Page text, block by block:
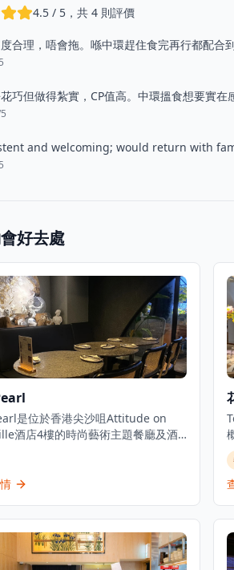
4.5 / 5，共 4 則評價
合理，唔會拖。喺中環趕住食完再行都配合
巧但做得紮實，CP值高。中環搵食想要實在
and welcoming; would return with
好去處
是位於香港尖沙咀Attitude on
酒店4樓的時尚藝術主題餐廳及酒
採用獨特的深色工業設計,以黑色、
色為主調,配有歐式花園風格的戶外
具打卡價值。餐廳專注於意日
燴飯、慢煮西班牙黑毛豬肉架等。
晨2時,既是用餐目的地,亦是時尚酒
,提供豐富的葡萄酒和手工調酒選擇。